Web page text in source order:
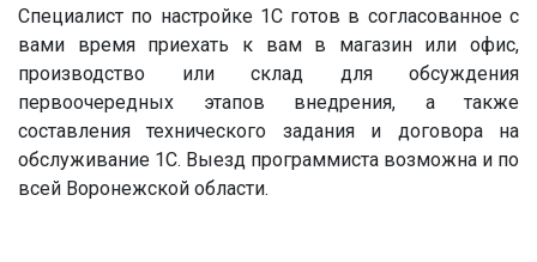
Специалист по настройке 1С готов в согласованное с
вами время приехать к вам в магазин или офис,
производство или склад для обсуждения
первоочередных этапов внедрения, а также
составления технического задания и договора на
обслуживание 1С. Выезд программиста возможна и по
всей Воронежской области.